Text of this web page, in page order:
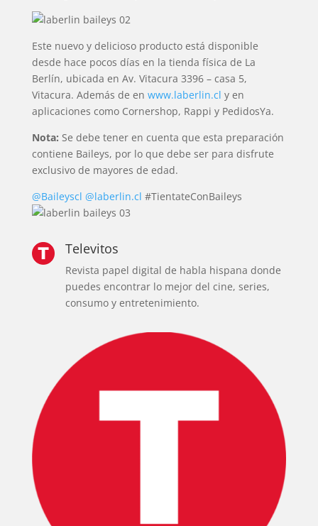
Este nuevo y delicioso producto está disponible
desde hace pocos días en la tienda física de La
Berlín, ubicada en Av. Vitacura 3396 – casa 5,
Vitacura. Además de en www.laberlin.cl y en
aplicaciones como Cornershop, Rappi y PedidosYa.
Nota: Se debe tener en cuenta que esta preparación
contiene Baileys, por lo que debe ser para disfrute
exclusivo de mayores de edad.
@Baileyscl @laberlin.cl #TientateConBaileys
Televitos
Revista papel digital de habla hispana donde
puedes encontrar lo mejor del cine, series,
consumo y entretenimiento.